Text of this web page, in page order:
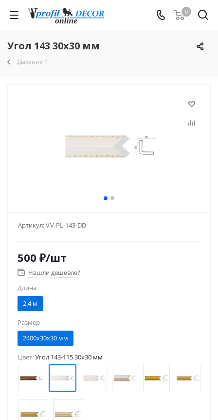
0
Угол 143 30x30 мм
Дыхание 1
Артикул:V.V-PL-143-DD
500 ₽/шт
Нашли дешевле?
Длина
2.4 м
Размер
2400x30x30 мм
Цвет:Угол 143-115 30x30 мм